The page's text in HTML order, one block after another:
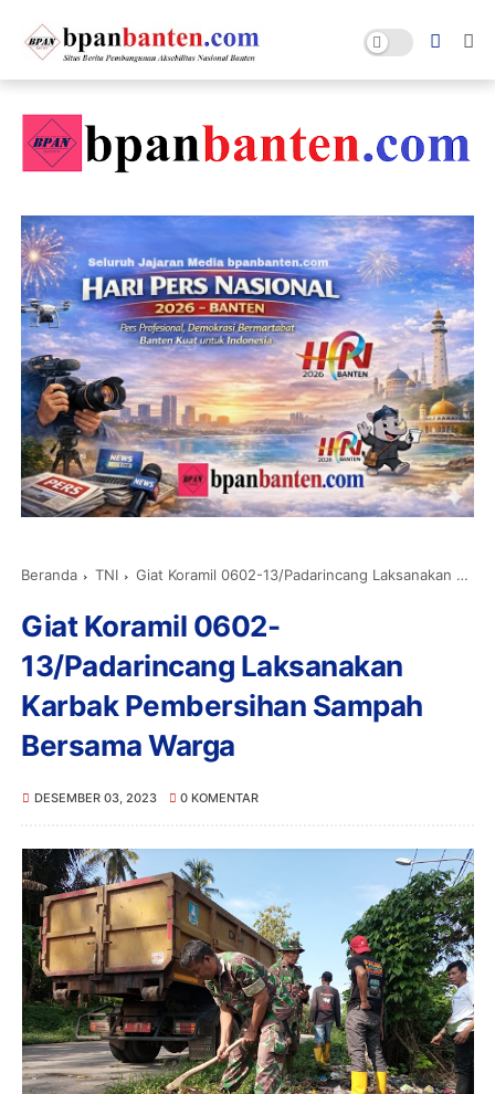
Beranda TNI Giat Koramil 0602-13/Padarincang Laksanakan Karbak Pembersihan Sampah Bersama Warga
Giat Koramil 0602-
13/Padarincang Laksanakan
Karbak Pembersihan Sampah
Bersama Warga
DESEMBER 03, 2023 0 KOMENTAR